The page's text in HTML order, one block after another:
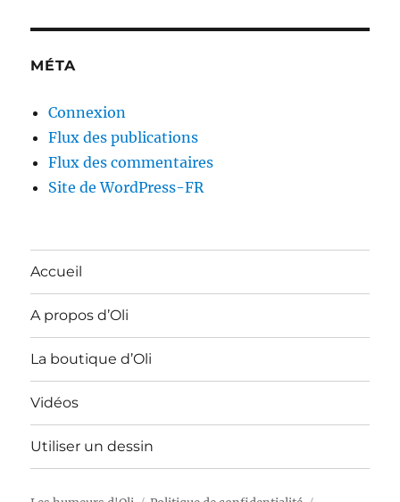
MÉTA
Connexion
Flux des publications
Flux des commentaires
Site de WordPress-FR
Accueil
A propos d’Oli
La boutique d’Oli
Vidéos
Utiliser un dessin